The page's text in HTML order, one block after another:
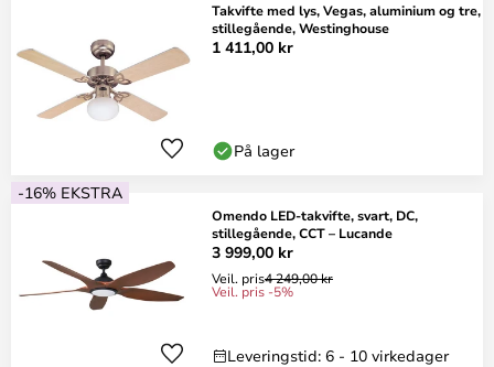
Takvifte med lys, Vegas, aluminium og tre,
stillegående, Westinghouse
1 411,00 kr
På lager
-16% EKSTRA
Omendo LED-takvifte, svart, DC,
stillegående, CCT – Lucande
3 999,00 kr
Veil. pris4 249,00 kr
Veil. pris -5%
Leveringstid: 6 - 10 virkedager